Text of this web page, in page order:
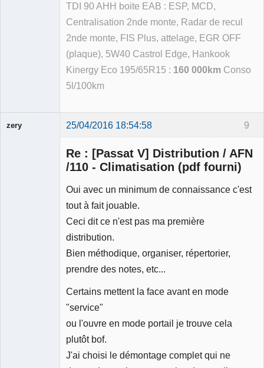
TDI 90 AHH boite EAB : ESP, MCD,
Centralisation 2nde monte, Radar de recul
2nde monte, FIS Plus, attelage, EGR OFF
(plaque), 5W40 Castrol Edge, Hankook
Kinergy Eco 195/65R15 : 160 000km Conso
5l/100km
9
zery 25/04/2016 18:54:58
Re : [Passat V] Distribution / AFN
/110 - Climatisation (pdf fourni)
Oui avec un minimum de connaissance c'est
tout à fait jouable.
Ceci dit ce n'est pas ma première
distribution.
Bien méthodique, organiser, répertorier,
prendre des notes, etc...
Certains mettent la face avant en mode
"service"
ou l'ouvre en mode portail je trouve cela
plutôt bof.
J'ai choisi le démontage complet qui ne